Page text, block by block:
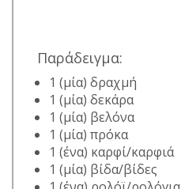
Παράδειγμα:
1 (μία) δραχμή
1 (μία) δεκάρα
1 (μία) βελόνα
1 (μία) πρόκα
1 (ένα) καρφί/καρφιά
1 (μία) βίδα/βίδες